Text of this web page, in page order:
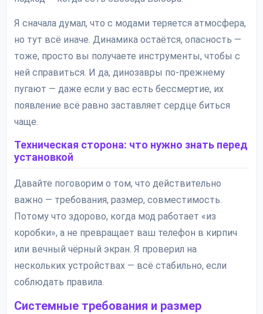
Я сначала думал, что с модами теряется атмосфера,
но тут всё иначе. Динамика остаётся, опасность —
тоже, просто вы получаете инструменты, чтобы с
ней справиться. И да, динозавры по-прежнему
пугают — даже если у вас есть бессмертие, их
появление всё равно заставляет сердце биться
чаще.
Техническая сторона: что нужно знать перед
установкой
Давайте поговорим о том, что действительно
важно — требования, размер, совместимость.
Потому что здорово, когда мод работает «из
коробки», а не превращает ваш телефон в кирпич
или вечный чёрный экран. Я проверил на
нескольких устройствах — всё стабильно, если
соблюдать правила.
Системные требования и размер